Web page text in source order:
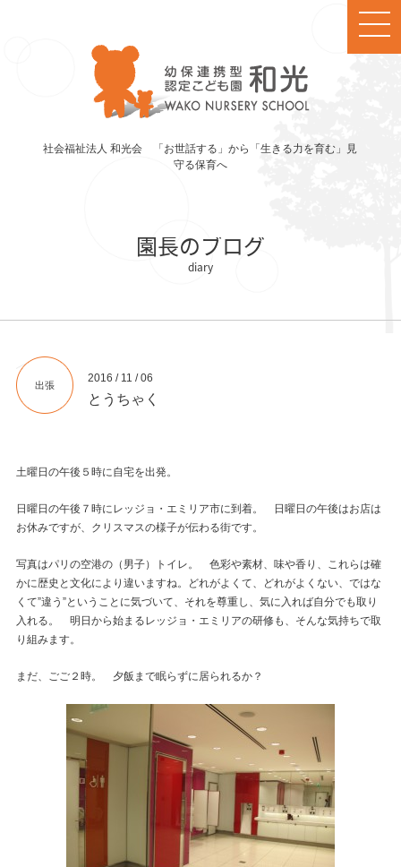
社会福祉法人 和光会 「お世話する」から「生きる力を育む」見
守る保育へ
園長のブログ
出張
2016 / 11 / 06
とうちゃく
土曜日の午後５時に自宅を出発。
日曜日の午後７時にレッジョ・エミリア市に到着。 日曜日の午後はお店は
お休みですが、クリスマスの様子が伝わる街です。
写真はパリの空港の（男子）トイレ。 色彩や素材、味や香り、これらは確
かに歴史と文化により違いますね。どれがよくて、どれがよくない、ではな
くて”違う”ということに気づいて、それを尊重し、気に入れば自分でも取り
入れる。 明日から始まるレッジョ・エミリアの研修も、そんな気持ちで取
り組みます。
まだ、ごご２時。 夕飯まで眠らずに居られるか？